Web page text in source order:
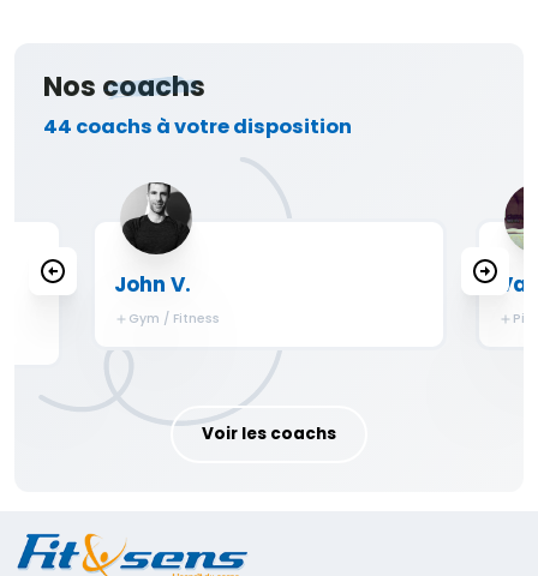
Nos coachs
44 coachs à votre disposition
John V.
Gym / Fitness
Voir les coachs